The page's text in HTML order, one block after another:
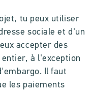
tu peux utiliser
sociale et d'un
accepter des
à l'exception
Il faut
les paiements